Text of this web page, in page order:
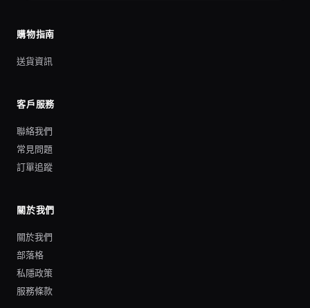
購物指南
送貨資訊
客戶服務
聯絡我們
常見問題
訂單追蹤
關於我們
關於我們
部落格
私隱政策
服務條款